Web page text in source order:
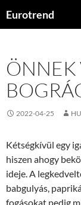
Eurotrend
ÖNNEK
2022-04-25
Kétségkívül egy
hiszen ahogy
ideje. A
babgulyás,
fogásokat pedig